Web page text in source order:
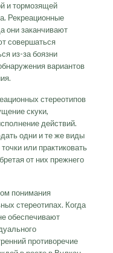
и тормозящей
Рекреационные
они заканчивают
совершаться
из-за боязни
вариантов
стереотипов
скуки,
действий.
одни и те же виды
или практиковать
от них прежнего
понимания
стереотипах. Когда
обеспечивают
противоречие